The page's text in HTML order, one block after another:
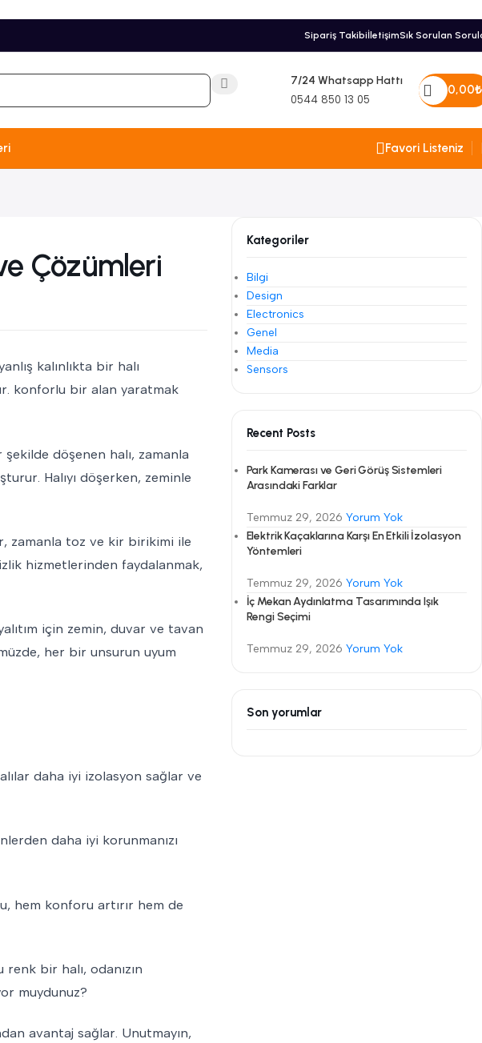
Sipariş TakibiİletişimSık Sorulan
7/24 Whatsapp Hattı
0544 850 13 05
0,00₺
Favori Listeniz
Çözümleri
kalınlıkta bir halı
konforlu bir alan yaratmak
döşenen halı, zamanla
Halıyı döşerken, zeminle
zamanla toz ve kir birikimi ile
hizmetlerinden faydalanmak,
için zemin, duvar ve tavan
her bir unsurun uyum
daha iyi izolasyon sağlar ve
daha iyi korunmanızı
hem konforu artırır hem de
bir halı, odanızın
muydunuz?
avantaj sağlar. Unutmayın,
Kategoriler
Bilgi
Design
Electronics
Genel
Media
Sensors
Recent Posts
Park Kamerası ve Geri Görüş Sistemleri
Arasındaki Farklar
Temmuz 29, 2026 Yorum Yok
Elektrik Kaçaklarına Karşı En Etkili İzolasyon
Yöntemleri
Temmuz 29, 2026 Yorum Yok
İç Mekan Aydınlatma Tasarımında Işık
Rengi Seçimi
Temmuz 29, 2026 Yorum Yok
Son yorumlar